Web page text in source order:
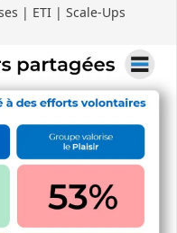
| ETI | Scale-Ups